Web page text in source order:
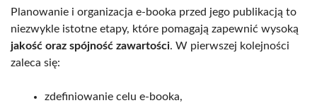
Planowanie i organizacja e-booka przed jego publikacją to
niezwykle istotne etapy, które pomagają zapewnić wysoką
jakość oraz spójność zawartości. W pierwszej kolejności
zaleca się:
zdefiniowanie celu e-booka,